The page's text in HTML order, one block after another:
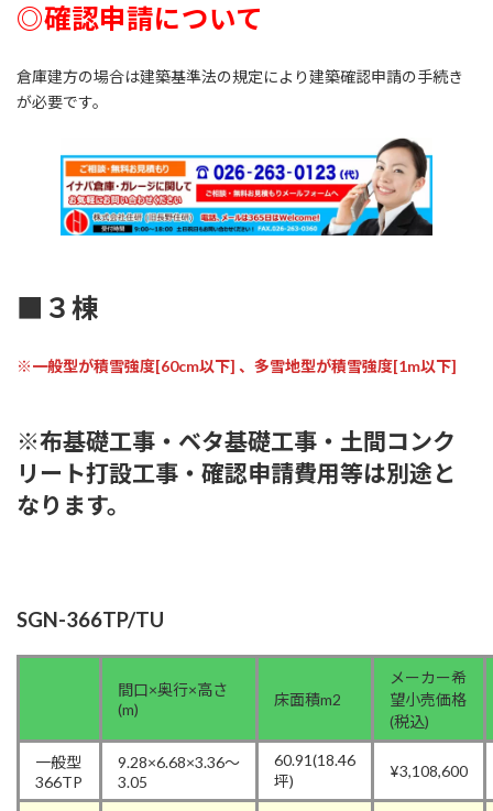
◎確認申請について
倉庫建方の場合は建築基準法の規定により建築確認申請の手続き
が必要です。
■３棟
※一般型が積雪強度[60cm以下] 、多雪地型が積雪強度[1m以下]
※布基礎工事・ベタ基礎工事・土間コンク
リート打設工事・確認申請費用等は別途と
なります。
SGN-366TP/TU
間口×奥行×高さ
(m)
床面積m2
メーカー希
望小売価格
(税込)
一般型
366TP
9.28×6.68×3.36〜
3.05
60.91(18.46
坪)
¥3,108,600